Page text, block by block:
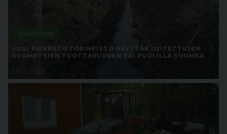
Ajankohtaista
UUSI PAIKKATIETOAINEISTO NÄYTTÄÄ OJITETTUJEN
SUOMETSIEN TUOTTAVUUDEN ERI PUOLILLA SUOMEA
17.03.2026